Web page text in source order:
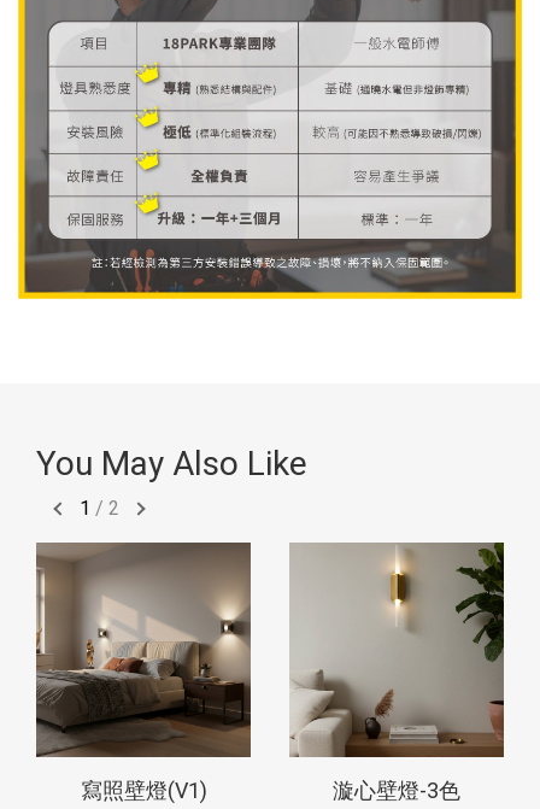
You May Also Like
1 / 2
寫照壁燈(V1) 漩心壁燈-3色